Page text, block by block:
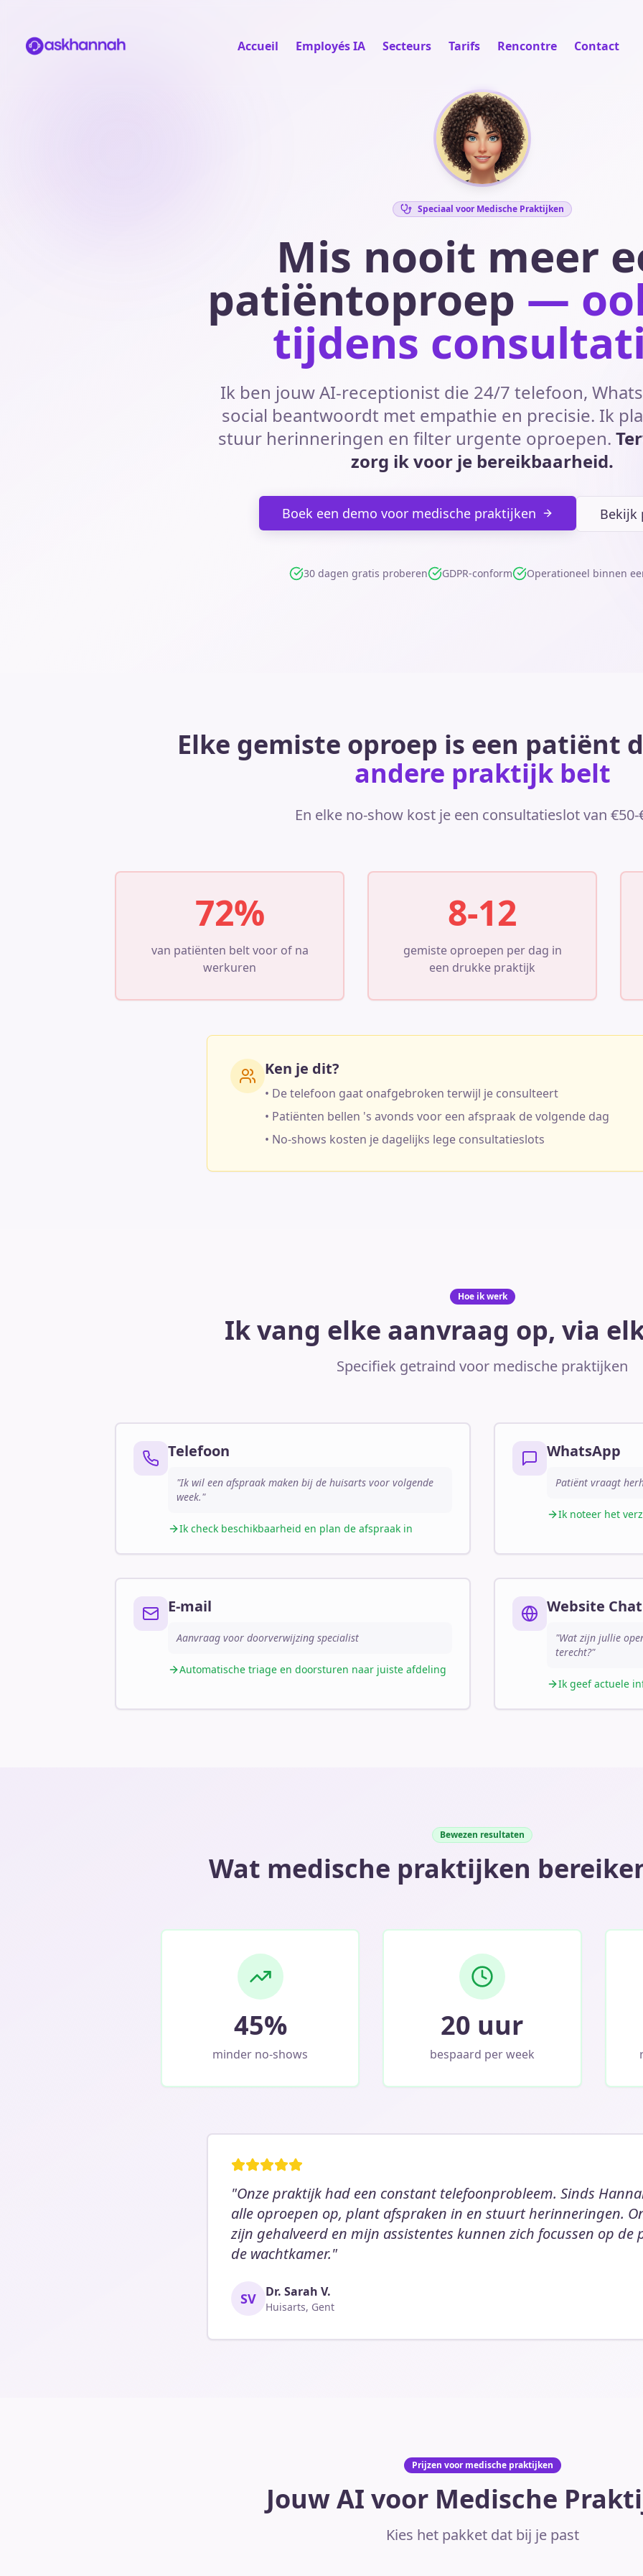
Accueil Employés IA Secteurs Tarifs Rencontre Contact
Speciaal voor Medische Praktijken
Mis nooit meer
patiëntoproep —
tijdens
Ik ben jouw AI-receptionist die 24/7 telefoon,
social beantwoordt met empathie en precisie. Ik
stuur herinneringen en filter urgente oproepen.
zorg ik voor je bereikbaarheid.
Boek een demo voor medische praktijken Bekijk
30 dagen gratis proberen GDPR-conform Operationeel binnen
Elke gemiste oproep is een patiënt
andere praktijk belt
En elke no-show kost je een consultatieslot van €50-
72%
van patiënten belt voor of na
werkuren
8-12
gemiste oproepen per dag in
een drukke praktijk
Ken je dit?
• De telefoon gaat onafgebroken terwijl je consulteert
• Patiënten bellen 's avonds voor een afspraak de volgende dag
• No-shows kosten je dagelijks lege consultatieslots
Hoe ik werk
Ik vang elke aanvraag op, via
Specifiek getraind voor medische praktijken
Telefoon
"Ik wil een afspraak maken bij de huisarts voor volgende
week."
Ik check beschikbaarheid en plan de afspraak in
WhatsApp
Patiënt vraagt
Ik noteer het
E-mail
Aanvraag voor doorverwijzing specialist
Automatische triage en doorsturen naar juiste afdeling
Website Chat
"Wat zijn jullie
terecht?"
Ik geef actuele
Bewezen resultaten
Wat medische praktijken
45%
minder no-shows
20 uur
bespaard per week
"Onze praktijk had een constant telefoonprobleem. Sinds
alle oproepen op, plant afspraken in en stuurt herinneringen.
zijn gehalveerd en mijn assistentes kunnen zich focussen op de
de wachtkamer."
SV Dr. Sarah V.
Huisarts, Gent
Prijzen voor medische praktijken
Jouw AI voor Medische
Kies het pakket dat bij je past